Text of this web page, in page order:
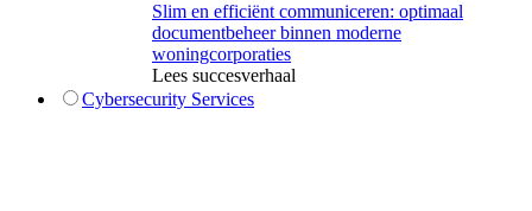
Slim en efficiënt communiceren: optimaal
documentbeheer binnen moderne
woningcorporaties
Lees succesverhaal
Cybersecurity Services